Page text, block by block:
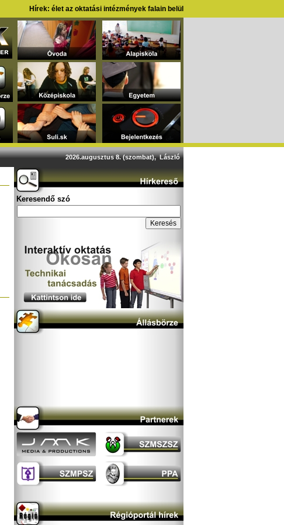
Hírek: élet az oktatási intézmények falain belül
2026.augusztus 8. (szombat), László
Keresendő szó